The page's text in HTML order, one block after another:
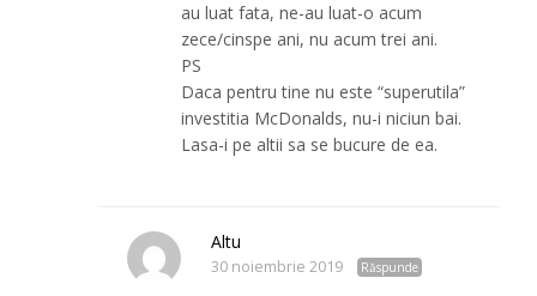
au luat fata, ne-au luat-o acum
zece/cinspe ani, nu acum trei ani.
PS
Daca pentru tine nu este “superutila”
investitia McDonalds, nu-i niciun bai.
Lasa-i pe altii sa se bucure de ea.
Altu
30 noiembrie 2019 Răspunde